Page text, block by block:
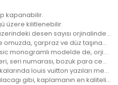
kapanabilir.
üzere kilitlenebilir.
Orjinali ile birebir olup çanta üzerindeki desen sayısı orjinalinde ki ile aynıdır.
Çanta vejital deri askı kayışı ile omuzda, çarpraz ve düz taşınabilir.
Çanta kareli modelde de, clasic monogramlı modelde de, orjinalinde ki kare sayısı ile çantamızdaki kare sayıları eşittir.
Louıs Vuitton logoları ve kareleri, seri numarası, bozuk para cebi ile birebir aynıdır.
Askı kayışının kancaları ve halkalarında louis vuitton yazıları mevcuttur ve metal aksamları altın banyodur.
Altın banyo adından da anlaşılacagı gibi, kaplamanın en kaliteli olanıdır. Ömürlüktür, kararma yapmaz.